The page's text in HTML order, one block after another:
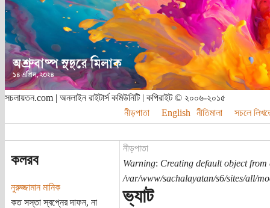
সচলায়তন.com | অনলাইন রাইটার্স কমিউনিটি | কপিরাইট © ২০০৬-২০১৫
নীড়পাতা
English নীতিমালা সচলে
কলরব
নুরুজ্জামান মানিক
কত সস্তা স্বপ্নের দাফন, না
নীড়পাতা
Warning: Creating default object from
/var/www/sachalayatan/s6/sites/all/
ভ্যাট